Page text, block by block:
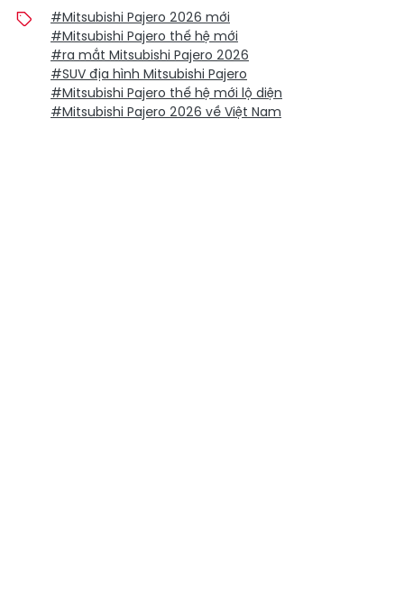
#Mitsubishi Pajero 2026 mới
#Mitsubishi Pajero thế hệ mới
#ra mắt Mitsubishi Pajero 2026
#SUV địa hình Mitsubishi Pajero
#Mitsubishi Pajero thế hệ mới lộ diện
#Mitsubishi Pajero 2026 về Việt Nam